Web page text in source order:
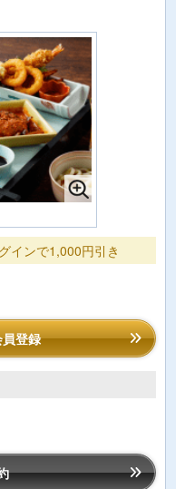
インで1,000円引き
登録